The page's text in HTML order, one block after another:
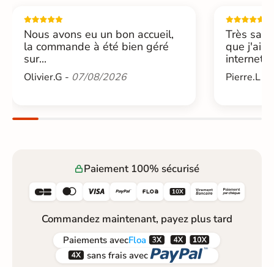
Nous avons eu un bon accueil,
la commande à été bien géré
sur...
Olivier.G - 07/08/2026
Très
que j'ai
internet....
Pierre.L -
Paiement 100% sécurisé
     
Commandez maintenant, payez plus tard
Paiements avecFloa  
 sans frais avec 